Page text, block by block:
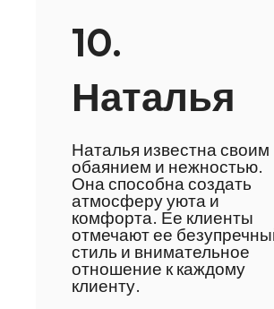
10.
Наталья
Наталья известна своим
обаянием и нежностью.
Она способна создать
атмосферу уюта и
комфорта. Ее клиенты
отмечают ее
стиль и внимательное
отношение к каждому
клиенту.